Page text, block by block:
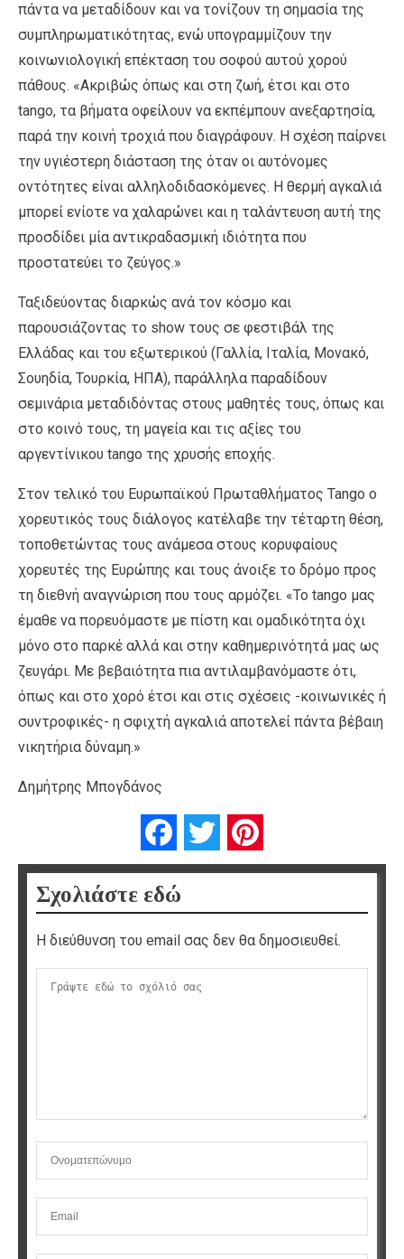
πάντα να μεταδίδουν και να τονίζουν τη σημασία της
συμπληρωματικότητας, ενώ υπογραμμίζουν την
κοινωνιολογική επέκταση του σοφού αυτού χορού
πάθους. «Ακριβώς όπως και στη ζωή, έτσι και στο
tango, τα βήματα οφείλουν να εκπέμπουν ανεξαρτησία,
παρά την κοινή τροχιά που διαγράφουν. Η σχέση παίρνει
την υγιέστερη διάσταση της όταν οι αυτόνομες
οντότητες είναι αλληλοδιδασκόμενες. Η θερμή αγκαλιά
μπορεί ενίοτε να χαλαρώνει και η ταλάντευση αυτή της
προσδίδει μία αντικραδασμική ιδιότητα που
προστατεύει το ζεύγος.»
Ταξιδεύοντας διαρκώς ανά τον κόσμο και
παρουσιάζοντας το show τους σε φεστιβάλ της
Ελλάδας και του εξωτερικού (Γαλλία, Ιταλία, Μονακό,
Σουηδία, Τουρκία, ΗΠΑ), παράλληλα παραδίδουν
σεμινάρια μεταδιδόντας στους μαθητές τους, όπως και
στο κοινό τους, τη μαγεία και τις αξίες του
αργεντίνικου tango της χρυσής εποχής.
Στον τελικό του Ευρωπαϊκού Πρωταθλήματος Tango ο
χορευτικός τους διάλογος κατέλαβε την τέταρτη θέση,
τοποθετώντας τους ανάμεσα στους κορυφαίους
χορευτές της Ευρώπης και τους άνοιξε το δρόμο προς
τη διεθνή αναγνώριση που τους αρμόζει. «Το tango μας
έμαθε να πορευόμαστε με πίστη και ομαδικότητα όχι
μόνο στο παρκέ αλλά και στην καθημερινότητά μας ως
ζευγάρι. Με βεβαιότητα πια αντιλαμβανόμαστε ότι,
όπως και στο χορό έτσι και στις σχέσεις -κοινωνικές ή
συντροφικές- η σφιχτή αγκαλιά αποτελεί πάντα βέβαιη
νικητήρια δύναμη.»
Δημήτρης Μπογδάνος
FacebookTwitter
Σχολιάστε εδώ
Η διεύθυνση του email σας δεν θα δημοσιευθεί.